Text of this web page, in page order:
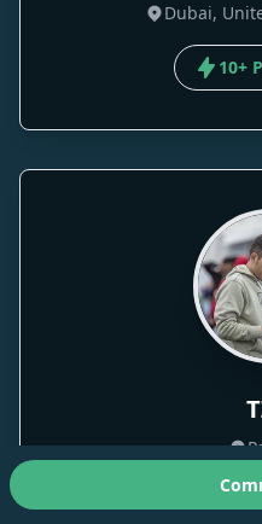
Dubai,
10+